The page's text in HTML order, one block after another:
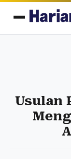
Usulan